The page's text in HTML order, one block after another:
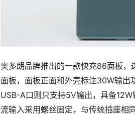
奥多朗品牌推出的一款快充86面板，
面板，面板正面和外壳标注30W输
USB-A口则只支持5V输出，具备
流输入采用螺丝固定，与传统插座相